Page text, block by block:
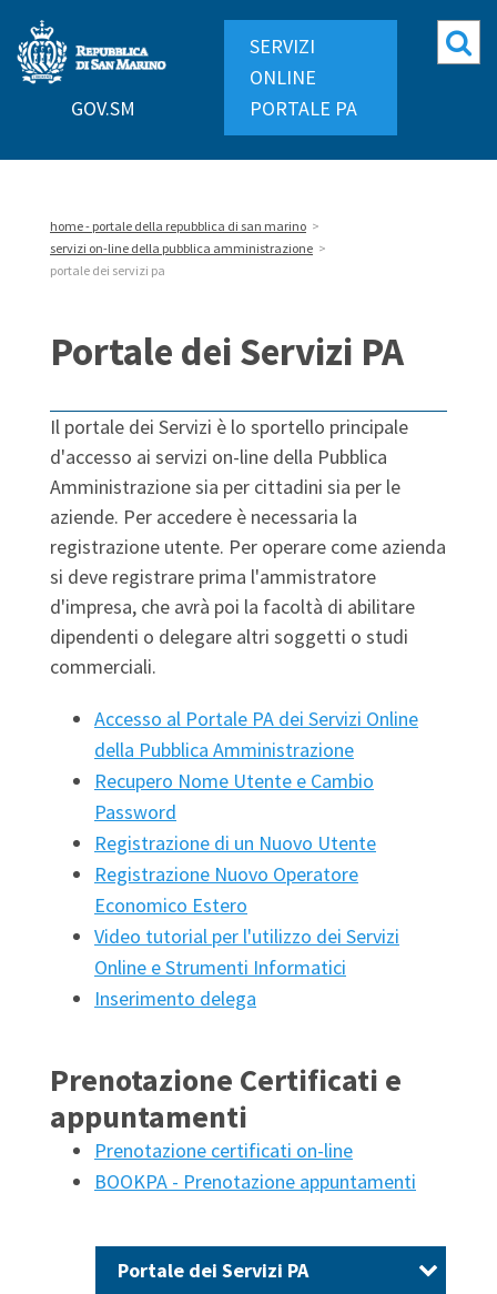
Repubblica
di
GOV.SM
SERVIZI
ONLINE
PORTALE PA
home - portale della repubblica di san marino >
servizi on-line della pubblica amministrazione >
portale dei servizi pa
Portale dei Servizi PA
Il portale dei Servizi è lo sportello principale
d'accesso ai servizi on-line della Pubblica
Amministrazione sia per cittadini sia per le
aziende. Per accedere è necessaria la
registrazione utente. Per operare come azienda
si deve registrare prima l'ammistratore
d'impresa, che avrà poi la facoltà di abilitare
dipendenti o delegare altri soggetti o studi
commerciali.
Accesso al Portale PA dei Servizi Online
della Pubblica Amministrazione
Recupero Nome Utente e Cambio
Password
Registrazione di un Nuovo Utente
Registrazione Nuovo Operatore
Economico Estero
Video tutorial per l'utilizzo dei Servizi
Online e Strumenti Informatici
Inserimento delega
Prenotazione Certificati e
appuntamenti
Prenotazione certificati on-line
BOOKPA - Prenotazione appuntamenti
Portale dei Servizi PA